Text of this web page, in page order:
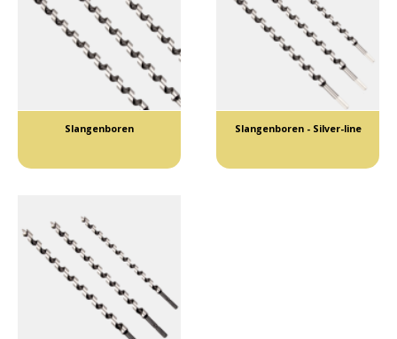
Slangenboren Slangenboren - Silver-line